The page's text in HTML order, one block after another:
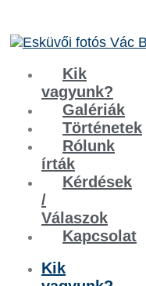
Kik
vagyunk?
Galériák
Történetek
Rólunk
írták
Kérdések
/
Válaszok
Kapcsolat
Kik